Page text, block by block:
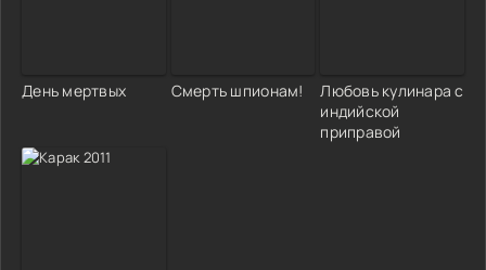
День мертвых Смерть шпионам!
Любовь кулинара с
индийской
приправой